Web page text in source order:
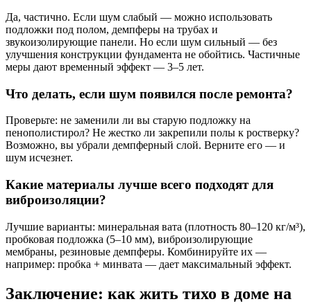
Да, частично. Если шум слабый — можно использовать
подложки под полом, демпферы на трубах и
звукоизолирующие панели. Но если шум сильный — без
улучшения конструкции фундамента не обойтись. Частичные
меры дают временный эффект — 3–5 лет.
Что делать, если шум появился после ремонта?
Проверьте: не заменили ли вы старую подложку на
пенополистирол? Не жестко ли закрепили полы к ростверку?
Возможно, вы убрали демпферный слой. Верните его — и
шум исчезнет.
Какие материалы лучше всего подходят для
виброизоляции?
Лучшие варианты: минеральная вата (плотность 80–120 кг/м³),
пробковая подложка (5–10 мм), виброизолирующие
мембраны, резиновые демпферы. Комбинируйте их —
например: пробка + минвата — дает максимальный эффект.
Заключение: как жить тихо в доме на